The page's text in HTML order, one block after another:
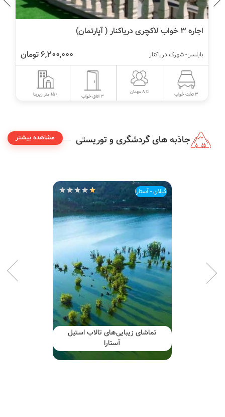
اجاره ۳ خواب لاکچری دریاکنار ( آپارتمان)
6,200,000 تومان بابلسر - شهرک دریاکنار
3 تخت خواب تا 8 مهمان
3 اتاق خواب 150 متر زیربنا
جاذبه های گردشگری و توریستی مشاهده بیشتر
گیلان - آستارا
تماشای زیبایی‌های تالاب استیل
آستارا